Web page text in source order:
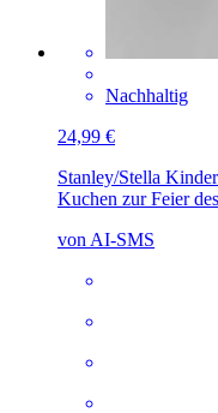
Nachhaltig
24,99 €
Stanley/Stella
Kuchen zur Feier
von AI-SMS